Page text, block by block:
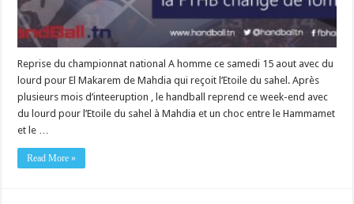
Reprise du championnat national A homme ce samedi 15 aout avec du
lourd pour El Makarem de Mahdia qui reçoit l’Etoile du sahel. Après
plusieurs mois d’inteeruption , le handball reprend ce week-end avec
du lourd pour l’Etoile du sahel à Mahdia et un choc entre le Hammamet
et le …
Read More »